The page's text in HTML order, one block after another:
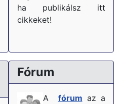
ha publikálsz itt
cikkeket!
Fórum
A fórum az a